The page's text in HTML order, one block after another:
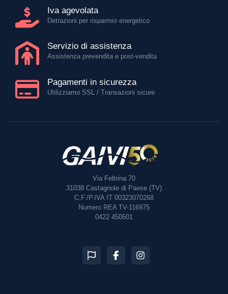
Iva agevolata
Detrazioni per risparmio energetico
Servizio di assistenza
Assistenza prevendita e post-vendita
Pagamenti in sicurezza
Utilizziamo SSL / Transazioni sicure
Via Feltrina 70
31038 Castagnole di Paese (TV)
C.F./P.IVA IT 00323070268
Numero REA TV-116975
0422 450501